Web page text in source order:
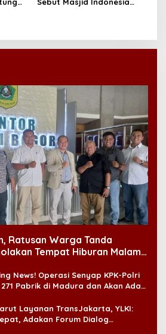
Ratusan Warga Tanda
Tempat Hiburan Malam
News! Operasi Senyap KPK-Polri
Pabrik di Madura dan Akan Ada
Layanan TransJakarta, YLKI:
Adakan Forum Dialog